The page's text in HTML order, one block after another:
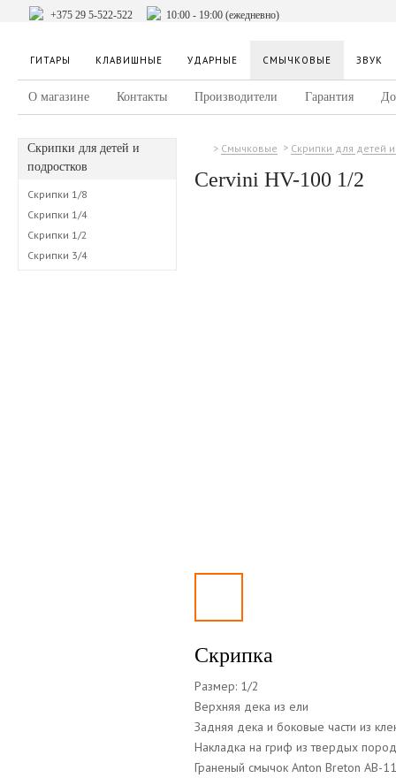
+375 29 5-522-522 10:00 - 19:00 (ежедневно)
ГИТАРЫ КЛАВИШНЫЕ УДАРНЫЕ СМЫЧКОВЫЕ ЗВУК
О магазине Контакты Производители Гарантия
Скрипки для детей и
подростков
Скрипки 1/8
Скрипки 1/4
Скрипки 1/2
Скрипки 3/4
Смычковые Скрипки для детей
Cervini HV-100 1/2
Скрипка
Размер: 1/2
Верхняя дека из ели
Задняя дека и боковые части из
Накладка на гриф из твердых
Граненый смычок Anton Breton AB-